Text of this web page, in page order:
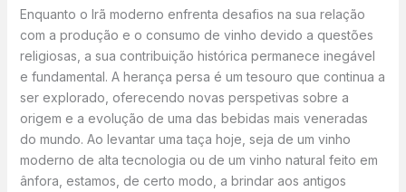
Enquanto o Irã moderno enfrenta desafios na sua relação
com a produção e o consumo de vinho devido a questões
religiosas, a sua contribuição histórica permanece inegável
e fundamental. A herança persa é um tesouro que continua a
ser explorado, oferecendo novas perspetivas sobre a
origem e a evolução de uma das bebidas mais veneradas
do mundo. Ao levantar uma taça hoje, seja de um vinho
moderno de alta tecnologia ou de um vinho natural feito em
ânfora, estamos, de certo modo, a brindar aos antigos